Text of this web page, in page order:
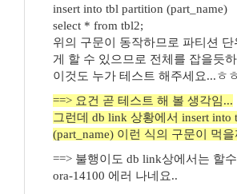
insert into tbl partition (part_name)
select * from tbl2;
위의 구문이 동작하므로 파티션
게 할 수 있으므로 전체를 잡을듯
이것도 누가 테스트 해주세요...ㅎ
==> 요건 곧 테스트 해 볼 생각임...
그런데 db link 상황에서 insert into
(part_name) 이런 식의 구문이 먹을
==> 불행이도 db link상에서는 할
ora-14100 에러 나네요..